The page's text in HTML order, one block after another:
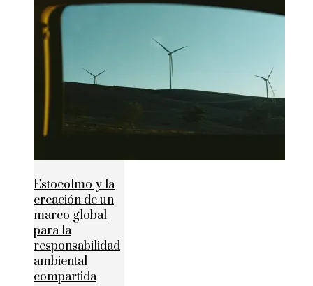
Estocolmo y la
creación de un
marco global
para la
responsabilidad
ambiental
compartida